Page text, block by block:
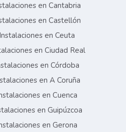
en Cantabria
en Castellón
en Ceuta
en Ciudad Real
en Córdoba
en A Coruña
en Cuenca
en Guipúzcoa
en Gerona